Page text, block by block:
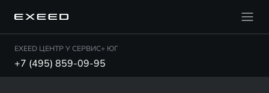
EXEED ЦЕНТР У СЕРВИС+ ЮГ
+7 (495) 859-09-95